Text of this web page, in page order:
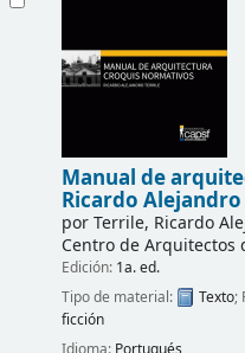
Manual de
Ricardo
porTerrile, Ricardo
Centro de Arquitectos
Edición: 1a. ed.
Tipo de material:
Texto;
ficción